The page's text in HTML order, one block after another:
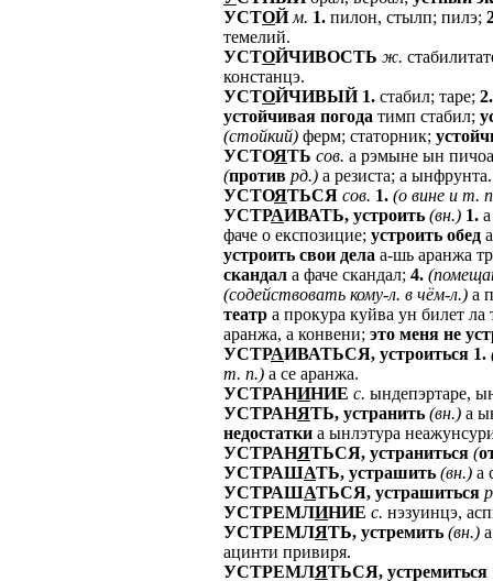
УСТОЙ м. 1. пилон, стылп; пилэ;
темелий.
УСТОЙЧИВОСТЬ ж.
констанцэ.
УСТОЙЧИВЫЙ 1. стабил; таре; 2.
устойчивая погода тимп стабил;
(стойкий) ферм; статорник;
УСТОЯТЬ сов. а рэмыне ын
(против рд.) а резиста; а ынфрунта.
УСТОЯТЬСЯ сов. 1. (о вине и т.
УСТРАИВАТЬ, устроить (вн.) 1.
фаче о експозицие; устроить обед
устроить свои дела а-шь аранжа
скандал а фаче скандал; 4.
(содействовать кому-л. в чём-л.) а
театр а прокура куйва ун билет ла
аранжа, а конвени; это меня не
УСТРАИВАТЬСЯ, устроиться 1.
т. п.) а се аранжа.
УСТРАНИНИЕ с. ындепэртаре,
УСТРАНЯТЬ, устранить (вн.) а
недостатки а ынлэтура
УСТРАНЯТЬСЯ, устраниться (
УСТРАШАТЬ, устрашить (вн.) а
УСТРАШАТЬСЯ, устрашиться
УСТРЕМЛИНИЕ с. нэзуинцэ,
УСТРЕМЛЯТЬ, устремить (вн.)
ацинти привиря.
УСТРЕМЛЯТЬСЯ, устремиться